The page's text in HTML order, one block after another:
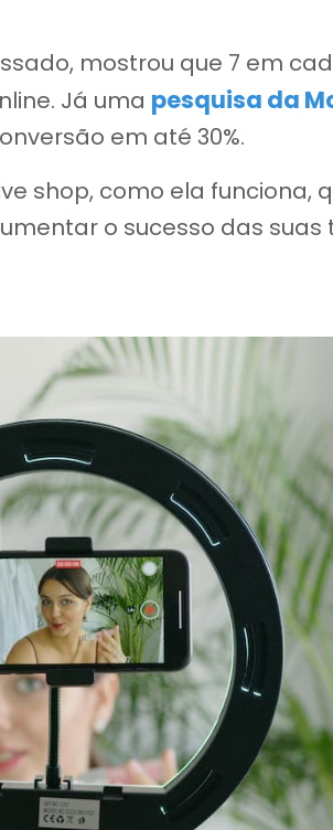
mostrou que 7 em
Já uma pesquisa da
em até 30%.
shop, como ela funciona,
o sucesso das suas